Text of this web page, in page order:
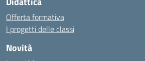
Offerta formativa
I progetti delle classi
Novità